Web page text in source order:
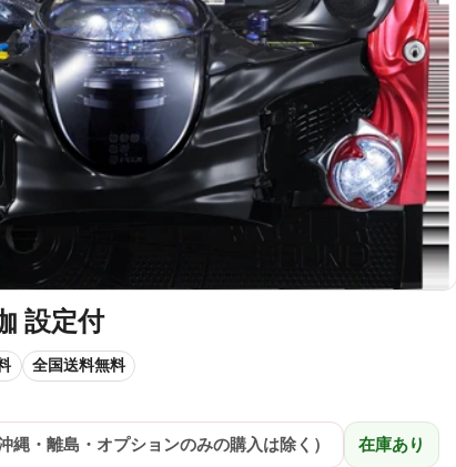
設定付
全国送料無料
縄・離島・オプションのみの購入は除く） 在庫あり